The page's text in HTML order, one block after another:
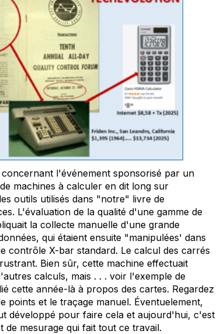
l'événement sponsorisé par un
machines à calculer en dit long sur
outils utilisés dans "notre" livre de
L'évaluation de la qualité d'une gamme de
la collecte manuelle d'une grande
qui étaient ensuite "manipulées' dans
contrôle X-bar standard. Le calcul des carrés
Bien sûr, cette machine effectuait
calculs, mais . . . voir l'exemple de
cette année-là à propos des cartes. Regardez
points et le traçage manuel. Éventuelement,
développé pour faire cela et aujourd'hui, c'est
de mesurage qui fait tout ce travail.